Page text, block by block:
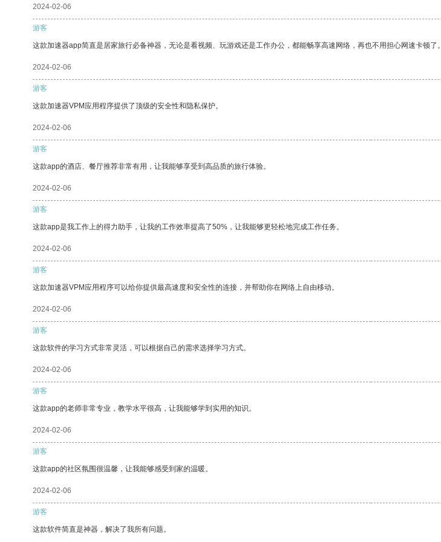
2024-02-06
游客
这款加速器app简直是居家旅行必备神器，无论是看视频、玩游戏还是工作办公，都能畅享高速网络，再也不用担心网速卡顿了。
2024-02-06
游客
这款加速器VPM应用程序提供了顶级的安全性和隐私保护。
2024-02-06
游客
这款app的酒店、餐厅推荐非常有用，让我能够享受到高品质的旅行体验。
2024-02-06
游客
这款app是我工作上的得力助手，让我的工作效率提高了50%，让我能够更轻松地完成工作任务。
2024-02-06
游客
这款加速器VPM应用程序可以给你提供最高速度和安全性的连接，并帮助你在网络上自由移动。
2024-02-06
游客
这款软件的学习方式非常灵活，可以根据自己的需求选择学习方式。
2024-02-06
游客
这款app的老师非常专业，教学水平很高，让我能够学到实用的知识。
2024-02-06
游客
这款app的社区氛围很温馨，让我能够感受到家的温暖。
2024-02-06
游客
这款软件简直是神器，解决了我所有问题。